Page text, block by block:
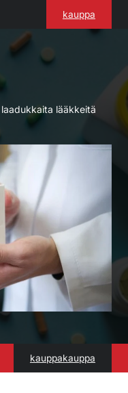
kauppa
lääkkeitä
kauppakauppa